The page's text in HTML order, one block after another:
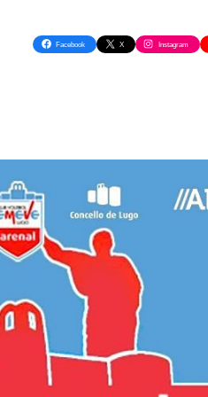
Facebook X Instagram